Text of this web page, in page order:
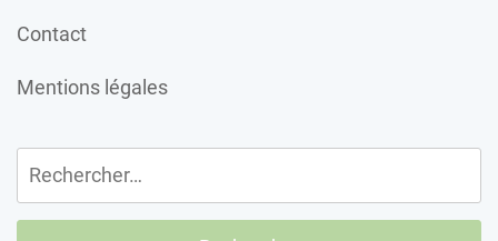
Contact
Mentions légales
Rechercher :